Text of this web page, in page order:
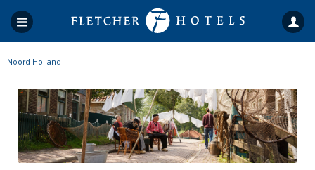
Noord Holland